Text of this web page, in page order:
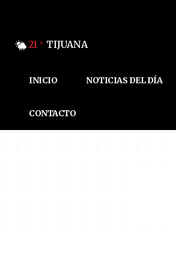
21 C TIJUANA
INICIO NOTICIAS DEL DÍA
CONTACTO